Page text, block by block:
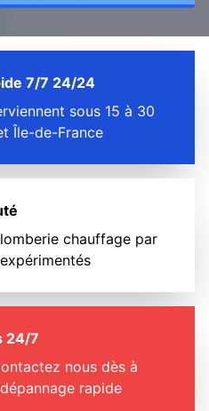
7/7 24/24
sous 15 à 30
Île-de-France
chauffage par
24/7
nous dès à
rapide